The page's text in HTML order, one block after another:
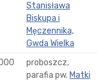
Stanisława
Biskupa i
Męczennika,
Gwda Wielka
proboszcz,
parafia pw. Matki